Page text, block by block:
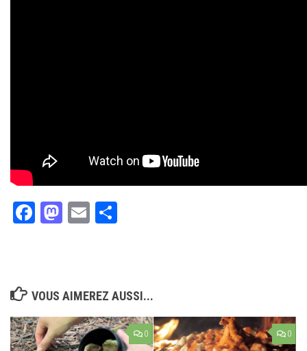
Facebook
Mastodon
Email
VOUS AIMEREZ AUSSI...
0 0